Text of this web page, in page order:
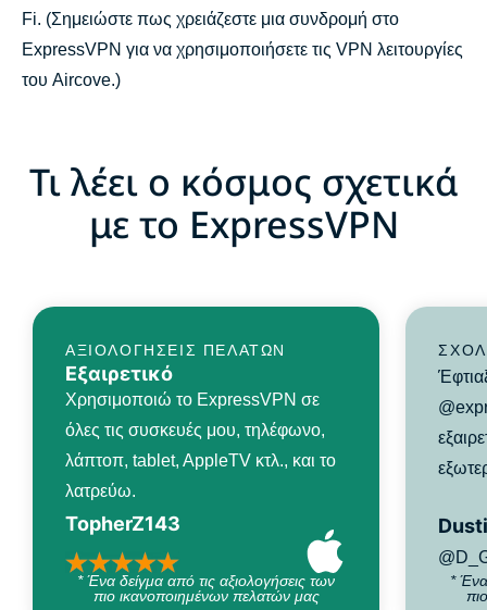
Fi. (Σημειώστε πως χρειάζεστε μια συνδρομή στο
ExpressVPN για να χρησιμοποιήσετε τις VPN λειτουργίες
του Aircove.)
Τι λέει ο κόσμος σχετικά
με το ExpressVPN
ΑΞΙΟΛΟΓΉΣΕΙΣ ΠΕΛΑΤΏΝ
Εξαιρετικό
Χρησιμοποιώ το ExpressVPN σε
όλες τις συσκευές μου, τηλέφωνο,
λάπτοπ, tablet, AppleTV κτλ., και το
λατρεύω.
TopherZ143
* Ένα δείγμα από τις αξιολογήσεις των
πιο ικανοποιημένων πελατών μας
* Ένα